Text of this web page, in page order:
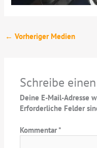
← Vorheriger Medien
Schreibe
Deine E-Mail-Adresse
Erforderliche Felder
Kommentar*